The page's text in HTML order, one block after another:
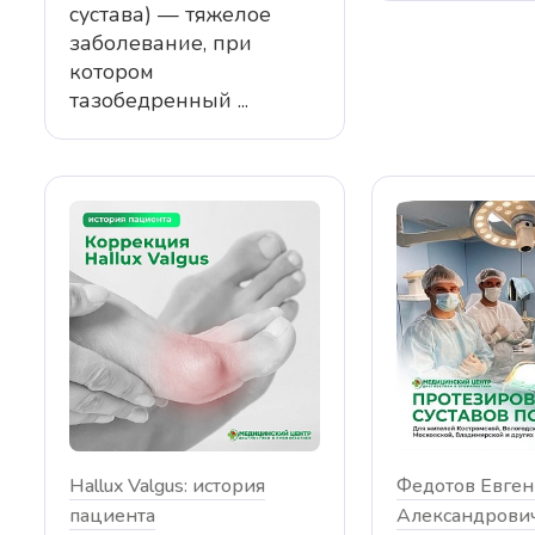
сустава) — тяжелое
заболевание, при
котором
тазобедренный ...
Hallux Valgus: история
пациента
Федотов
Отзыв о враче Федотов Е.А.
день! 16.03.24 мне было
Отзыв о враче
Хочется выразить